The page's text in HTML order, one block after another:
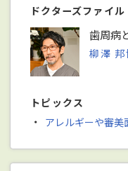
ドクターズファイル
歯周病
柳澤 邦
トピックス
・ アレルギーや審美